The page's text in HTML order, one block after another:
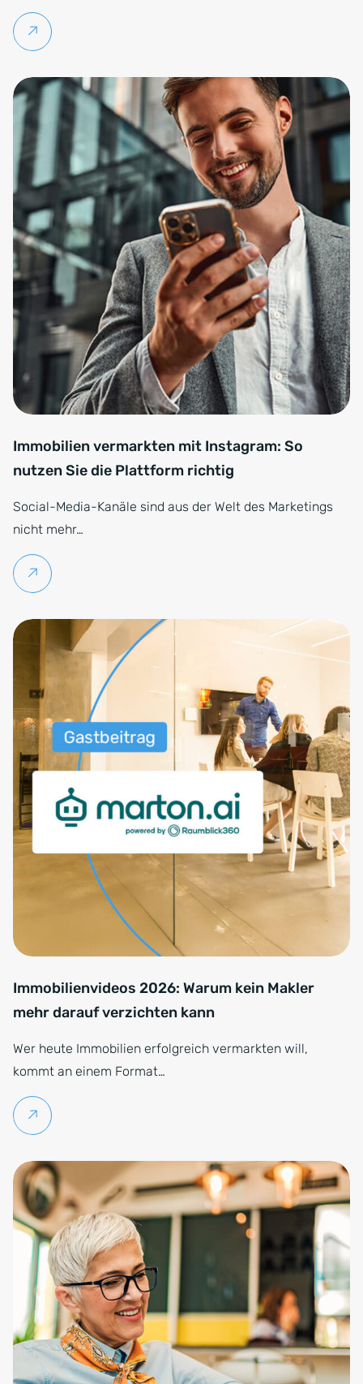
Weiterlesen
Immobilien vermarkten mit Instagram: So
nutzen Sie die Plattform richtig
Social-Media-Kanäle sind aus der Welt des Marketings
nicht mehr…
Weiterlesen
Immobilienvideos 2026: Warum kein Makler
mehr darauf verzichten kann
Wer heute Immobilien erfolgreich vermarkten will,
kommt an einem Format…
Weiterlesen